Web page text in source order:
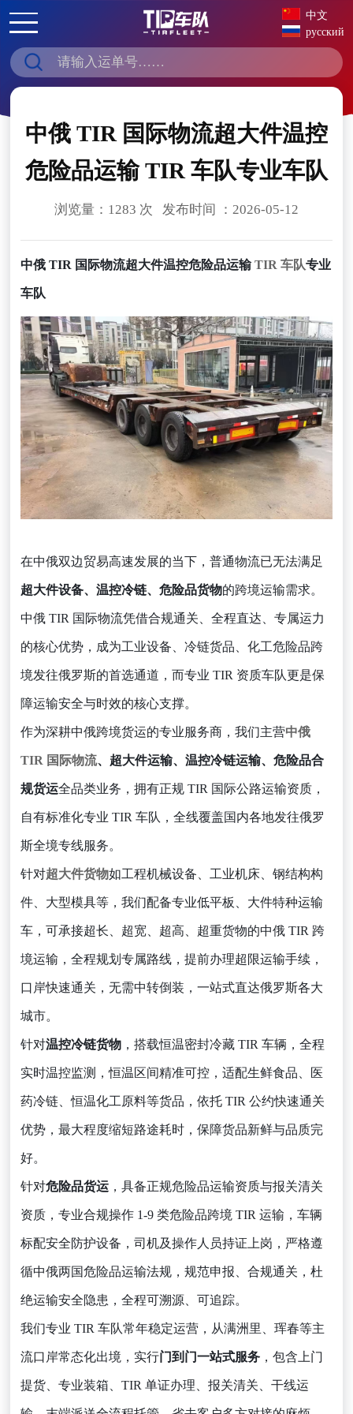
中文
русский
中俄 TIR 国际物流超大件温控
危险品运输 TIR 车队专业车队
浏览量：1283 次 发布时间 ：2026-05-12
中俄 TIR 国际物流超大件温控危险品运输TIR 车队专业
车队
在中俄双边贸易高速发展的当下，普通物流已无法满足
超大件设备、温控冷链、危险品货物的跨境运输需求。
中俄 TIR 国际物流凭借合规通关、全程直达、专属运力
的核心优势，成为工业设备、冷链货品、化工危险品跨
境发往俄罗斯的首选通道，而专业 TIR 资质车队更是保
障运输安全与时效的核心支撑。
作为深耕中俄跨境货运的专业服务商，我们主营中俄
TIR 国际物流、超大件运输、温控冷链运输、危险品合
规货运全品类业务，拥有正规 TIR 国际公路运输资质，
自有标准化专业 TIR 车队，全线覆盖国内各地发往俄罗
斯全境专线服务。
针对超大件货物如工程机械设备、工业机床、钢结构构
件、大型模具等，我们配备专业低平板、大件特种运输
车，可承接超长、超宽、超高、超重货物的中俄 TIR 跨
境运输，全程规划专属路线，提前办理超限运输手续，
口岸快速通关，无需中转倒装，一站式直达俄罗斯各大
城市。
针对温控冷链货物 ，搭载恒温密封冷藏 TIR 车辆，全程
实时温控监测，恒温区间精准可控，适配生鲜食品、医
药冷链、恒温化工原料等货品，依托 TIR 公约快速通关
优势，最大程度缩短路途耗时，保障货品新鲜与品质完
好。
针对危险品货运 ，具备正规危险品运输资质与报关清关
资质，专业合规操作 1-9 类危险品跨境 TIR 运输，车辆
标配安全防护设备，司机及操作人员持证上岗，严格遵
循中俄两国危险品运输法规，规范申报、合规通关，杜
绝运输安全隐患，全程可溯源、可追踪。
我们专业 TIR 车队常年稳定运营，从满洲里、珲春等主
流口岸常态化出境，实行门到门一站式服务 ，包含上门
提货、专业装箱、TIR 单证办理、报关清关、干线运